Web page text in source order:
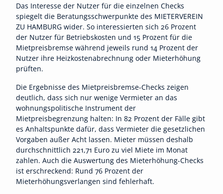
Das Interesse der Nutzer für die einzelnen Checks
spiegelt die Beratungsschwerpunkte des MIETERVEREIN
ZU HAMBURG wider. So interessierten sich 26 Prozent
der Nutzer für Betriebskosten und 15 Prozent für die
Mietpreisbremse während jeweils rund 14 Prozent der
Nutzer ihre Heizkostenabrechnung oder Mieterhöhung
prüften.
Die Ergebnisse des Mietpreisbremse-Checks zeigen
deutlich, dass sich nur wenige Vermieter an das
wohnungspolitische Instrument der
Mietpreisbegrenzung halten: In 82 Prozent der Fälle gibt
es Anhaltspunkte dafür, dass Vermieter die gesetzlichen
Vorgaben außer Acht lassen. Mieter müssen deshalb
durchschnittlich 221,71 Euro zu viel Miete im Monat
zahlen. Auch die Auswertung des Mieterhöhung-Checks
ist erschreckend: Rund 76 Prozent der
Mieterhöhungsverlangen sind fehlerhaft.